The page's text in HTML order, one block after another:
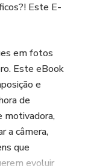
Este E-
em fotos
Este eBook
e
de
motivadora,
a câmera,
que
evoluir